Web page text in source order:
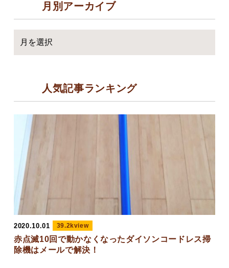
月別アーカイブ
人気記事ランキング
2020.10.01 39.2kview
赤点滅10回で動かなくなったダイソンコードレス掃
除機はメールで解決！